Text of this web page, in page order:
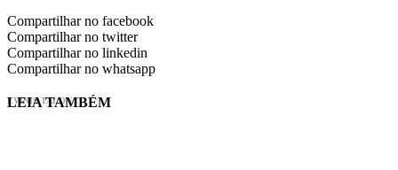
Compartilhar no facebook
Compartilhar no twitter
Compartilhar no linkedin
Compartilhar no whatsapp
EVINIS TALON
LEIA TAMBÉM